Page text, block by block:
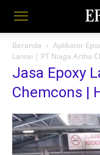
Beranda Aplikator
Lantai | PT Niaga Artha
Jasa Epoxy
Chemcons |